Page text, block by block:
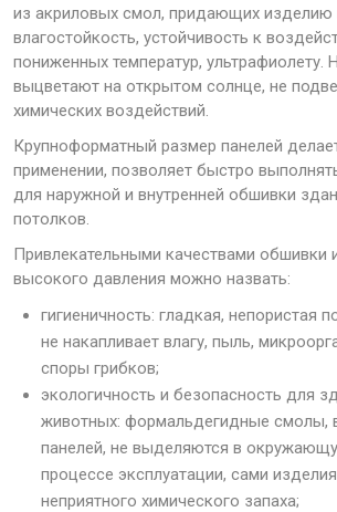
из акриловых смол, придающих изделию
влагостойкость, устойчивость к
пониженных температур, ультрафиолету.
выцветают на открытом солнце, не
химических воздействий.
Крупноформатный размер панелей
применении, позволяет быстро
для наружной и внутренней обшивки
потолков.
Привлекательными качествами обшивки
высокого давления можно назвать:
гигиеничность: гладкая, непористая
не накапливает влагу, пыль,
споры грибков;
экологичность и безопасность для
животных: формальдегидные смолы,
панелей, не выделяются в
процессе эксплуатации, сами
неприятного химического запаха;